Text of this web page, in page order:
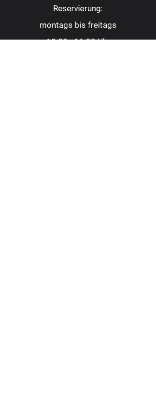
Reservierung:
montags bis freitags
10.00 - 16.00Uhr